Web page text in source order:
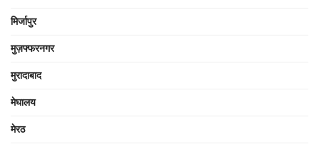
मिर्जापुर
मुज़फ्फरनगर
मुरादाबाद
मेघालय
मेरठ